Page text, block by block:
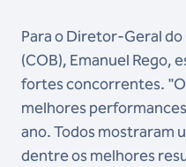
Para o Diretor-Geral
(COB), Emanuel Rego,
fortes concorrentes. "O
melhores
ano. Todos mostraram
dentre os melhores